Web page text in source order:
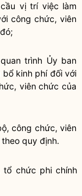
vị trí việc làm
công chức, viên
trình Ủy ban
kinh phí đối với
viên chức của
công chức, viên
theo quy định.
tổ chức phi chính